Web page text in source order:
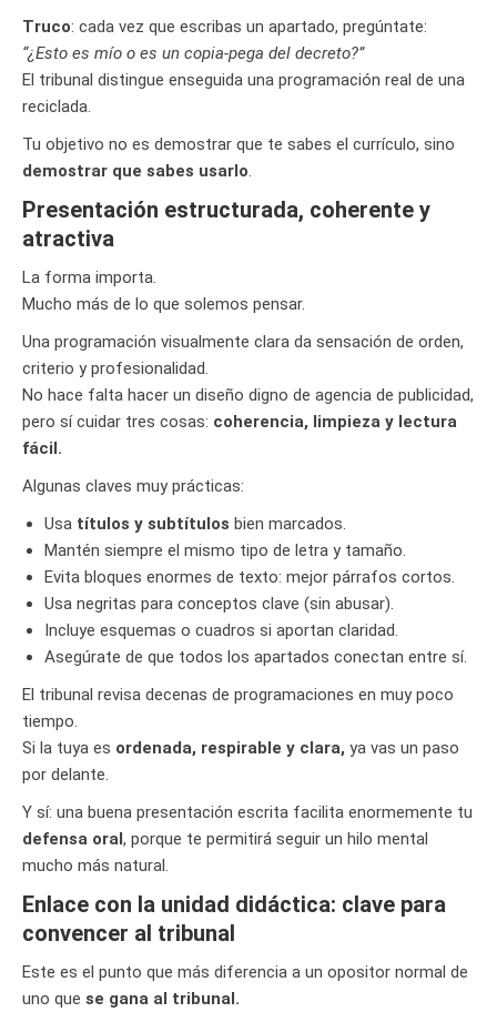
Truco: cada vez que escribas un apartado, pregúntate:
“¿Esto es mío o es un copia-pega del decreto?”
El tribunal distingue enseguida una programación real de una
reciclada.
Tu objetivo no es demostrar que te sabes el currículo, sino
demostrar que sabes usarlo.
Presentación estructurada, coherente y
atractiva
La forma importa.
Mucho más de lo que solemos pensar.
Una programación visualmente clara da sensación de orden,
criterio y profesionalidad.
No hace falta hacer un diseño digno de agencia de publicidad,
pero sí cuidar tres cosas: coherencia, limpieza y lectura
fácil.
Algunas claves muy prácticas:
Usa títulos y subtítulos bien marcados.
Mantén siempre el mismo tipo de letra y tamaño.
Evita bloques enormes de texto: mejor párrafos cortos.
Usa negritas para conceptos clave (sin abusar).
Incluye esquemas o cuadros si aportan claridad.
Asegúrate de que todos los apartados conectan entre sí.
El tribunal revisa decenas de programaciones en muy poco
tiempo.
Si la tuya es ordenada, respirable y clara, ya vas un paso
por delante.
Y sí: una buena presentación escrita facilita enormemente tu
defensa oral, porque te permitirá seguir un hilo mental
mucho más natural.
Enlace con la unidad didáctica: clave para
convencer al tribunal
Este es el punto que más diferencia a un opositor normal de
uno que se gana al tribunal.